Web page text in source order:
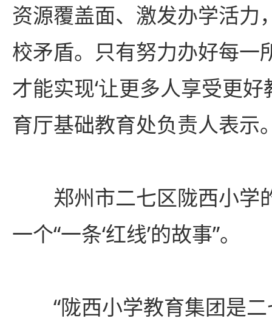
资源覆盖面、激发办学活力
校矛盾。只有努力办好每一
才能实现‘让更多人享受更好
育厅基础教育处负责人表示
郑州市二七区陇西小学
一个“一条‘红线’的故事”。
“陇西小学教育集团是二